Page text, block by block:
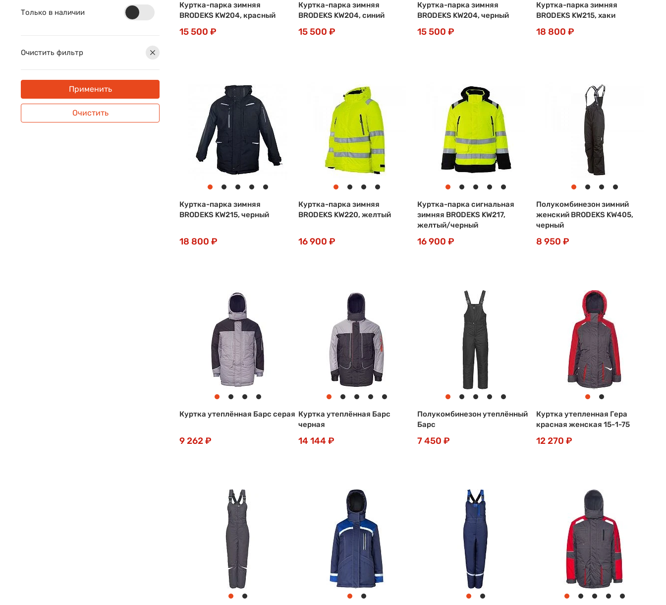
Только в наличии
Очистить фильтр
Применить
Очистить
Куртка-парка зимняя
BRODEKS KW204, красный
15 500 ₽
Куртка-парка зимняя
BRODEKS KW204, синий
15 500 ₽
Куртка-парка зимняя
BRODEKS KW204, черный
15 500 ₽
Куртка-парка зимняя
BRODEKS KW215, хаки
18 800 ₽
Куртка-парка зимняя
BRODEKS KW215, черный
18 800 ₽
Куртка-парка зимняя
BRODEKS KW220, желтый
16 900 ₽
Куртка-парка сигнальная
зимняя BRODEKS KW217,
желтый/черный
16 900 ₽
Полукомбинезон зимний
женский BRODEKS KW405,
черный
8 950 ₽
Куртка утеплённая Барс серая
9 262 ₽
Куртка утеплённая Барс
черная
14 144 ₽
Полукомбинезон утеплённый
Барс
7 450 ₽
Куртка утепленная Гера
красная женская 15-1-75
12 270 ₽